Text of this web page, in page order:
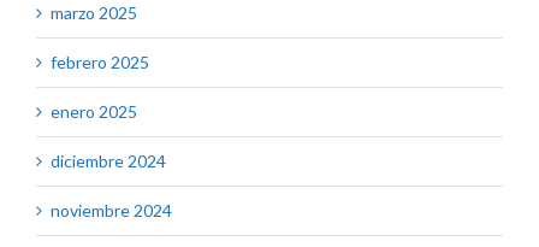
marzo 2025
febrero 2025
enero 2025
diciembre 2024
noviembre 2024